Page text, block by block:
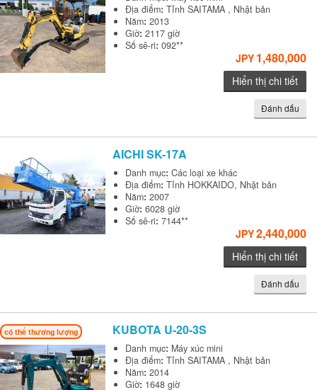
Địa điểm:Tỉnh SAITAMA , Nhật bản
Năm:2013
Giờ:2117 giờ
Số sê-ri:092**
JPY 1,480,000
Hiển thị chi tiết
Đánh dấu
AICHISK-17A
Danh mục:Các loại xe khác
Địa điểm:Tỉnh HOKKAIDO, Nhật bản
Năm:2007
Giờ:6028 giờ
Số sê-ri:7144**
JPY2,440,000
Hiển thị chi tiết
Đánh dấu
có thể thương lượng KUBOTA U-20-3S
Danh mục: Máy xúc mini
Địa điểm:Tỉnh SAITAMA , Nhật bản
Năm:2014
Giờ: 1648 giờ